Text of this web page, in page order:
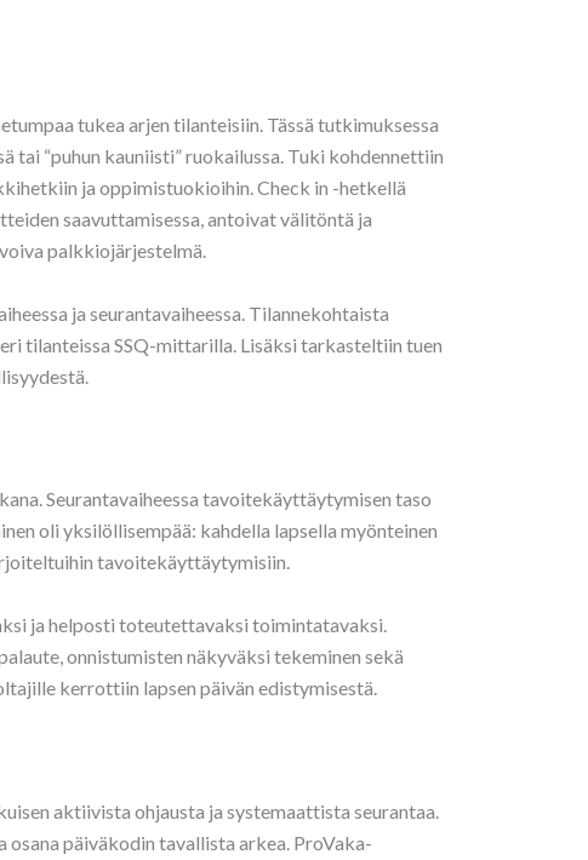
tukea arjen tilanteisiin. Tässä tutkimuksessa
“puhun kauniisti” ruokailussa. Tuki kohdennettiin
ja oppimistuokioihin. Check in -hetkellä
saavuttamisessa, antoivat välitöntä ja
palkkiojärjestelmä.
ja seurantavaiheessa. Tilannekohtaista
tilanteissa SSQ-mittarilla. Lisäksi tarkasteltiin tuen
Seurantavaiheessa tavoitekäyttäytymisen taso
oli yksilöllisempää: kahdella lapsella myönteinen
tavoitekäyttäytymisiin.
ja helposti toteutettavaksi toimintatavaksi.
onnistumisten näkyväksi tekeminen sekä
kerrottiin lapsen päivän edistymisestä.
aktiivista ohjausta ja systemaattista seurantaa.
päiväkodin tavallista arkea. ProVaka-